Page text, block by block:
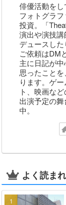
俳優活動をし
フォトグラ
投資。「
演出や演技
デュースした
ご依頼はDM
主に日記が
思ったこと
ります。ゲ
ト、映画など
出演予定の
中。
よく読ま